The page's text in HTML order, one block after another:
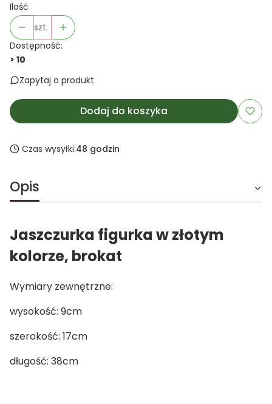
Ilość
szt.
Dostępność:
> 10
Zapytaj o produkt
Dodaj do koszyka
Czas wysyłki:48 godzin
Opis
Jaszczurka figurka w złotym
kolorze, brokat
Wymiary zewnętrzne:
wysokość: 9cm
szerokość: 17cm
długość: 38cm